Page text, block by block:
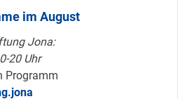
im August
Jona:
20 Uhr
Programm